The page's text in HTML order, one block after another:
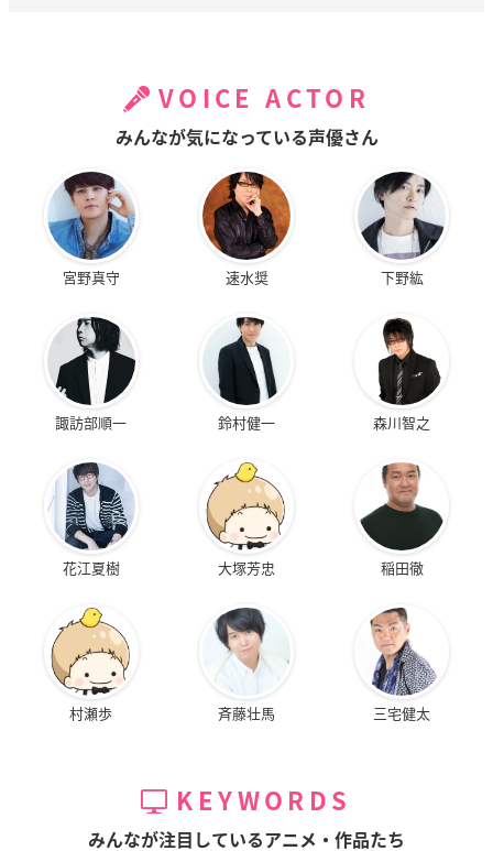
VOICE ACTOR
みんなが気になっている声優さん
宮野真守 速水奨 下野紘
諏訪部順一 鈴村健一 森川智之
花江夏樹 大塚芳忠 稲田徹
村瀬歩 斉藤壮馬 三宅健太
KEYWORDS
みんなが注目しているアニメ・作品たち